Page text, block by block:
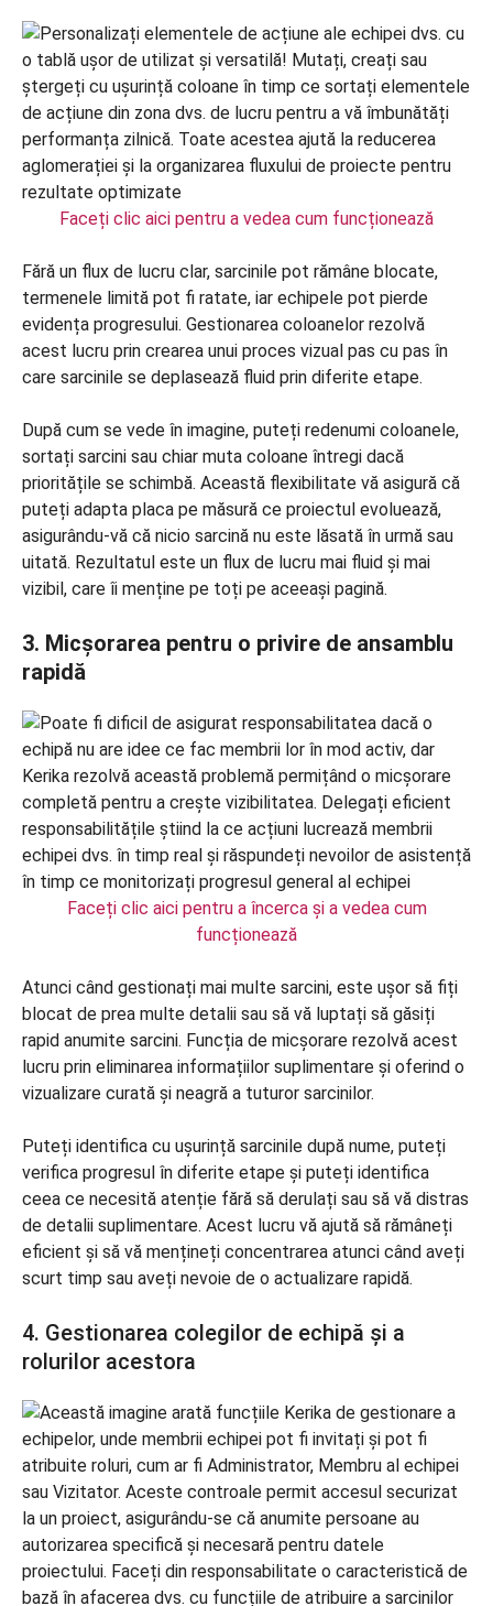
Faceți clic aici pentru a vedea cum funcționează
Fără un flux de lucru clar, sarcinile pot rămâne blocate,
termenele limită pot fi ratate, iar echipele pot pierde
evidența progresului. Gestionarea coloanelor rezolvă
acest lucru prin crearea unui proces vizual pas cu pas în
care sarcinile se deplasează fluid prin diferite etape.
După cum se vede în imagine, puteți redenumi coloanele,
sortați sarcini sau chiar muta coloane întregi dacă
prioritățile se schimbă. Această flexibilitate vă asigură că
puteți adapta placa pe măsură ce proiectul evoluează,
asigurându-vă că nicio sarcină nu este lăsată în urmă sau
uitată. Rezultatul este un flux de lucru mai fluid și mai
vizibil, care îi menține pe toți pe aceeași pagină.
3. Micșorarea pentru o privire de ansamblu
rapidă
Faceți clic aici pentru a încerca și a vedea cum
funcționează
Atunci când gestionați mai multe sarcini, este ușor să fiți
blocat de prea multe detalii sau să vă luptați să găsiți
rapid anumite sarcini. Funcția de micșorare rezolvă acest
lucru prin eliminarea informațiilor suplimentare și oferind o
vizualizare curată și neagră a tuturor sarcinilor.
Puteți identifica cu ușurință sarcinile după nume, puteți
verifica progresul în diferite etape și puteți identifica
ceea ce necesită atenție fără să derulați sau să vă distras
de detalii suplimentare. Acest lucru vă ajută să rămâneți
eficient și să vă mențineți concentrarea atunci când aveți
scurt timp sau aveți nevoie de o actualizare rapidă.
4. Gestionarea colegilor de echipă și a
rolurilor acestora